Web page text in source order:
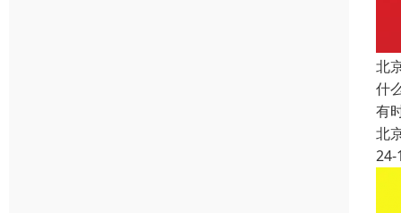
北
什
有
北
24-